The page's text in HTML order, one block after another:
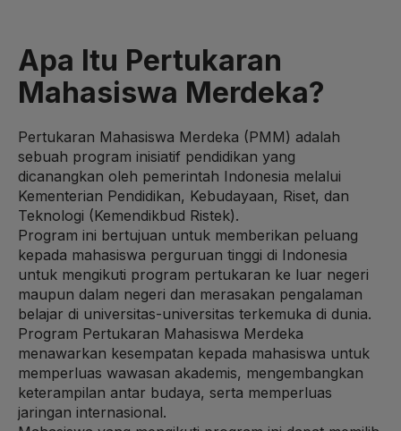
Apa Itu Pertukaran
Mahasiswa Merdeka?
Pertukaran Mahasiswa Merdeka (PMM) adalah
sebuah program inisiatif pendidikan yang
dicanangkan oleh pemerintah Indonesia melalui
Kementerian Pendidikan, Kebudayaan, Riset, dan
Teknologi (Kemendikbud Ristek).
Program ini bertujuan untuk memberikan peluang
kepada mahasiswa perguruan tinggi di Indonesia
untuk mengikuti program pertukaran ke luar negeri
maupun dalam negeri dan merasakan pengalaman
belajar di universitas-universitas terkemuka di dunia.
Program Pertukaran Mahasiswa Merdeka
menawarkan kesempatan kepada mahasiswa untuk
memperluas wawasan akademis, mengembangkan
keterampilan antar budaya, serta memperluas
jaringan internasional.